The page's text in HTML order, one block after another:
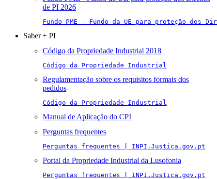
de PI 2026
Fundo PME - Fundo da UE para proteção
Saber + PI
Código da Propriedade Industrial 2018
Código da Propriedade Industrial
Regulamentação sobre os requisitos formais dos
pedidos
Código da Propriedade Industrial
Manual de Aplicação do CPI
Perguntas frequentes
Perguntas frequentes | INPI.Justica.gov.pt
Portal da Propriedade Industrial da Lusofonia
Perguntas frequentes | INPI.Justica.gov.pt